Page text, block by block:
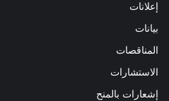
إعلانات
بيانات
المناقصات
الاستشارات
إشعارات بالمنح